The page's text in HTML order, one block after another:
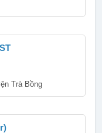
Trà Bồng